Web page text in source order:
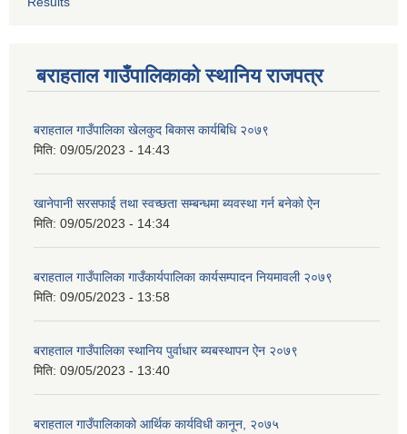
बराहताल गाउँपालिकाको स्थानिय राजपत्र
बराहताल गाउँपालिका खेलकुद बिकास कार्यबिधि २०७९
मिति: 09/05/2023 - 14:43
खानेपानी सरसफाई तथा स्वच्छता सम्बन्धमा ब्यवस्था गर्न बनेको ऐन
मिति: 09/05/2023 - 14:34
बराहताल गाउँपालिका गाउँकार्यपालिका कार्यसम्पादन नियमावली २०७९
मिति: 09/05/2023 - 13:58
बराहताल गाउँपालिका स्थानिय पुर्वाधार ब्यबस्थापन ऐन २०७९
मिति: 09/05/2023 - 13:40
बराहताल गाउँपालिकाको आर्थिक कार्यविधी कानून, २०७५